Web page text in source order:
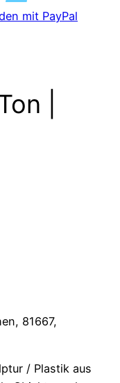
mit PayPal
|
81667,
/ Plastik aus